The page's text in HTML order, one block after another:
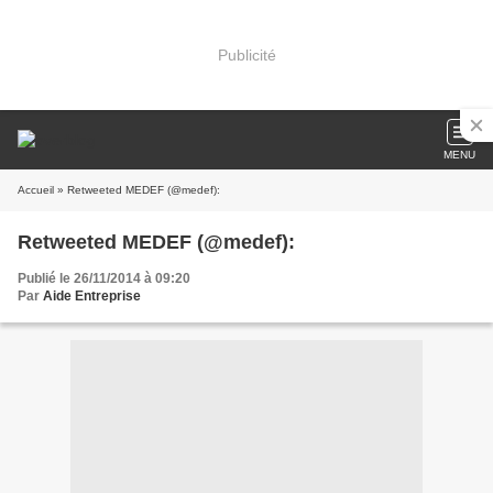
Publicité
MENU
Accueil » Retweeted MEDEF (@medef):
Retweeted MEDEF (@medef):
Publié le 26/11/2014 à 09:20
Par Aide Entreprise